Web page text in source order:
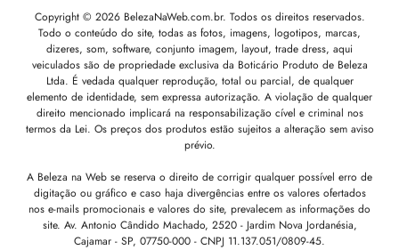
Copyright © 2026 BelezaNaWeb.com.br. Todos os direitos reservados.
Todo o conteúdo do site, todas as fotos, imagens, logotipos, marcas,
dizeres, som, software, conjunto imagem, layout, trade dress, aqui
veiculados são de propriedade exclusiva da Boticário Produto de Beleza
Ltda. É vedada qualquer reprodução, total ou parcial, de qualquer
elemento de identidade, sem expressa autorização. A violação de qualquer
direito mencionado implicará na responsabilização cível e criminal nos
termos da Lei. Os preços dos produtos estão sujeitos a alteração sem aviso
prévio.
A Beleza na Web se reserva o direito de corrigir qualquer possível erro de
digitação ou gráfico e caso haja divergências entre os valores ofertados
nos e-mails promocionais e valores do site, prevalecem as informações do
site. Av. Antonio Cândido Machado, 2520 - Jardim Nova Jordanésia,
Cajamar - SP, 07750-000 - CNPJ 11.137.051/0809-45.